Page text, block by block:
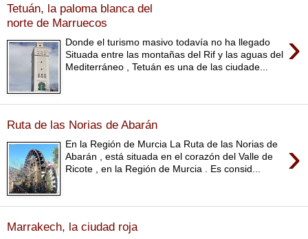
Tetuán, la paloma blanca del
norte de Marruecos
›
Donde el turismo masivo todavía no ha llegado
Situada entre las montañas del Rif y las aguas del
Mediterráneo , Tetuán es una de las ciudade...
Ruta de las Norias de Abarán
›
En la Región de Murcia La Ruta de las Norias de
Abarán , está situada en el corazón del Valle de
Ricote , en la Región de Murcia . Es consid...
Marrakech, la ciudad roja